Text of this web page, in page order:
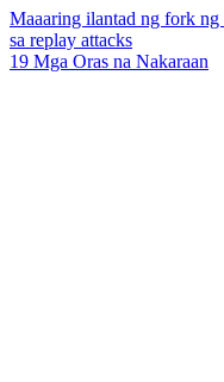
Maaaring ilantad ng fork
sa replay attacks
19 Mga Oras na Nakaraan